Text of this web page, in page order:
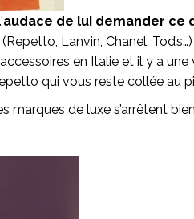
’audace de lui demander ce
Lanvin, Chanel,
en Italie et il y a
qui vous reste collée au
marques de luxe s’arrêtent